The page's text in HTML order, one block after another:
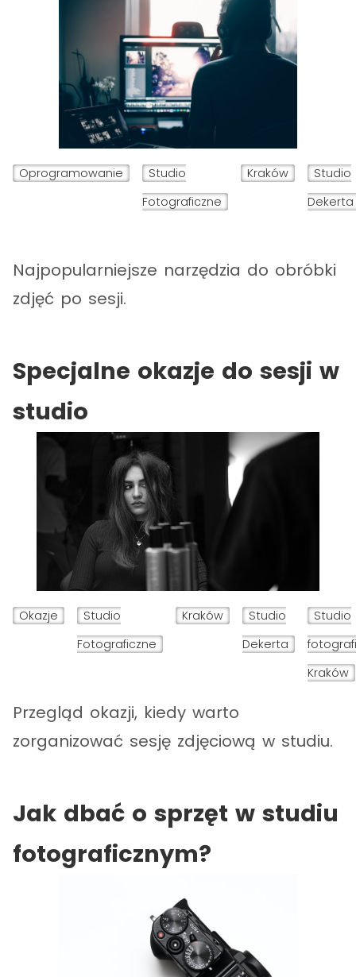
Oprogramowanie
Studio
Fotograficzne
Kraków
Studio
Dekerta
Najpopularniejsze narzędzia do obróbki
zdjęć po sesji.
Specjalne okazje do sesji w
studio
Okazje
Studio
Fotograficzne
Kraków
Studio
Dekerta
Studio
Kraków
Przegląd okazji, kiedy warto
zorganizować sesję zdjęciową w studiu.
Jak dbać o sprzęt w studiu
fotograficznym?